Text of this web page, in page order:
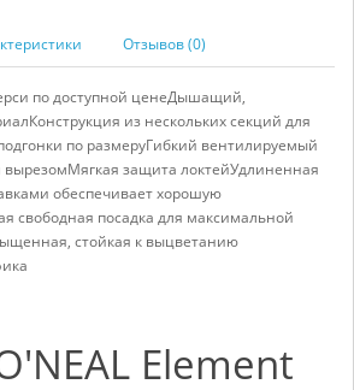
Отзывов (0)
по доступной ценеДышащий,
из нескольких секций для
по размеруГибкий вентилируемый
вырезомМягкая защита локтейУдлиненная
обеспечивает хорошую
свободная посадка для максимальной
стойкая к выцветанию
Element